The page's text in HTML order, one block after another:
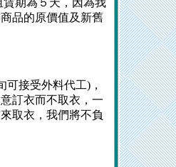
期為５天，因為我
品的原價值及新舊
接受外料代工)，
訂衣而不取衣，一
取衣，我們將不負